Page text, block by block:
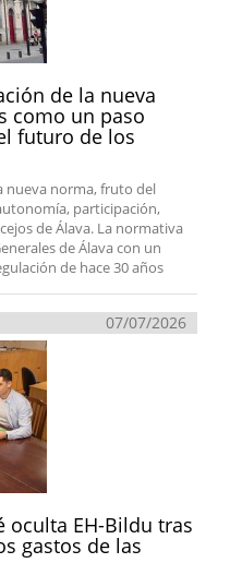
de la nueva
como un paso
futuro de los
nueva norma, fruto del
participación,
de Álava. La normativa
de Álava con un
de hace 30 años
07/07/2026
oculta EH-Bildu tras
gastos de las